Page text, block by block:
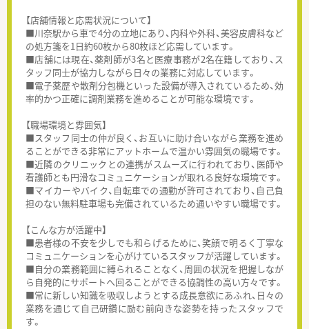
【店舗情報と応需状況について】
■川奈駅から車で4分の立地にあり、内科や外科、美容皮膚科など
の処方箋を1日約60枚から80枚ほど応需しています。
■店舗には現在、薬剤師が3名と医療事務が2名在籍しており、ス
タッフ同士が協力しながら日々の業務に対応しています。
■電子薬歴や散剤分包機といった設備が導入されているため、効
率的かつ正確に調剤業務を進めることが可能な環境です。
【職場環境と雰囲気】
■スタッフ同士の仲が良く、お互いに助け合いながら業務を進め
ることができる非常にアットホームで温かい雰囲気の職場です。
■近隣のクリニックとの連携がスムーズに行われており、医師や
看護師とも円滑なコミュニケーションが取れる良好な環境です。
■マイカーやバイク、自転車での通勤が許可されており、自己負
担のない無料駐車場も完備されているため通いやすい職場です。
【こんな方が活躍中】
■患者様の不安を少しでも和らげるために、笑顔で明るく丁寧な
コミュニケーションを心がけているスタッフが活躍しています。
■自分の業務範囲に縛られることなく、周囲の状況を把握しなが
ら自発的にサポートへ回ることができる協調性の高い方々です。
■常に新しい知識を吸収しようとする成長意欲にあふれ、日々の
業務を通じて自己研鑽に励む前向きな姿勢を持ったスタッフで
す。